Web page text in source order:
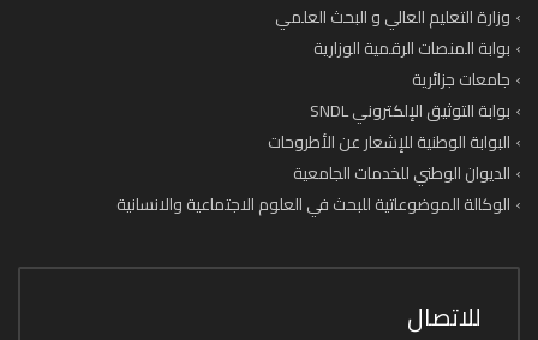
وزارة التعليم العالي و البحث العلمي
بوابة المنصات الرقمية الوزارية
جامعات جزائرية
بوابة التوثيق الإلكتروني SNDL
البوابة الوطنية للإشعار عن الأطروحات
الديوان الوطني للخدمات الجامعية
الوكالة الموضوعاتية للبحث في العلوم الاجتماعية والانسانية
للاتصال